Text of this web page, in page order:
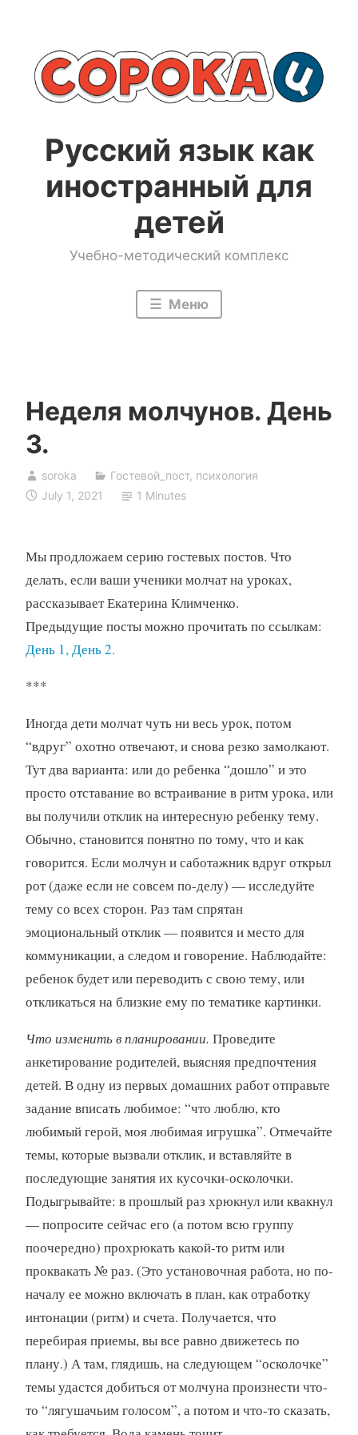
содержимому
Русский язык как
иностранный для
детей
Учебно-методический комплекс
Меню
Неделя молчунов. День
3.
soroka Гостевой_пост, психология
July 1, 2021
1 Minutes
Мы продложаем серию гостевых постов. Что
делать, если ваши ученики молчат на уроках,
рассказывает Екатерина Климченко.
Предыдущие посты можно прочитать по ссылкам:
День 1,День 2.
***
Иногда дети молчат чуть ни весь урок, потом
“вдруг” охотно отвечают, и снова резко замолкают.
Тут два варианта: или до ребенка “дошло” и это
просто отставание во встраивание в ритм урока, или
вы получили отклик на интересную ребенку тему.
Обычно, становится понятно по тому, что и как
говорится. Если молчун и саботажник вдруг открыл
рот (даже если не совсем по-делу) — исследуйте
тему со всех сторон. Раз там спрятан
эмоциональный отклик — появится и место для
коммуникации, а следом и говорение. Наблюдайте:
ребенок будет или переводить с свою тему, или
откликаться на близкие ему по тематике картинки.
Что изменить в планировании. Проведите
анкетирование родителей, выясняя предпочтения
детей. В одну из первых домашних работ отправьте
задание вписать любимое: “что люблю, кто
любимый герой, моя любимая игрушка”. Отмечайте
темы, которые вызвали отклик, и вставляйте в
последующие занятия их кусочки-осколочки.
Подыгрывайте: в прошлый раз хрюкнул или квакнул
— попросите сейчас его (а потом всю группу
поочередно) прохрюкать какой-то ритм или
проквакать № раз. (Это установочная работа, но по-
началу ее можно включать в план, как отработку
интонации (ритм) и счета. Получается, что
перебирая приемы, вы все равно движетесь по
плану.) А там, глядишь, на следующем “осколочке”
темы удастся добиться от молчуна произнести что-
то “лягушачьим голосом”, а потом и что-то сказать,